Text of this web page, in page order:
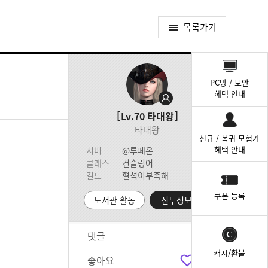
목록가기
Lv.70 타대왕
타대왕
서버
@루페온
클래스
건슬링어
길드
혈석이부족해
도서관 활동 전투정보실
댓글
좋아요
PC방 / 보안
혜택 안내
신규 / 복귀 모험가
혜택 안내
쿠폰 등록
캐시/환불